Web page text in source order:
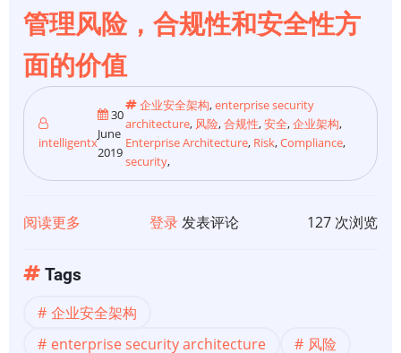
管理风险，合规性和安全性方
面的价值
intelligentx
30
June
2019
企业安全架构,enterprise security
architecture, 风险,合规性,安全,企业架构,
Enterprise Architecture, Risk,Compliance,
security,
阅读更多
安
全
登录发表评论 127 次浏览
Tags
企业安全架构
enterprise security architecture
风险